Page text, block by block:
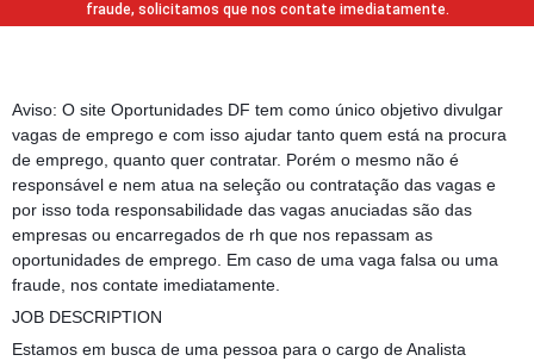
fraude, solicitamos que nos contate imediatamente.
Aviso: O site Oportunidades DF tem como único objetivo divulgar
vagas de emprego e com isso ajudar tanto quem está na procura
de emprego, quanto quer contratar. Porém o mesmo não é
responsável e nem atua na seleção ou contratação das vagas e
por isso toda responsabilidade das vagas anuciadas são das
empresas ou encarregados de rh que nos repassam as
oportunidades de emprego. Em caso de uma vaga falsa ou uma
fraude, nos contate imediatamente.
JOB DESCRIPTION
Estamos em busca de uma pessoa para o cargo de Analista